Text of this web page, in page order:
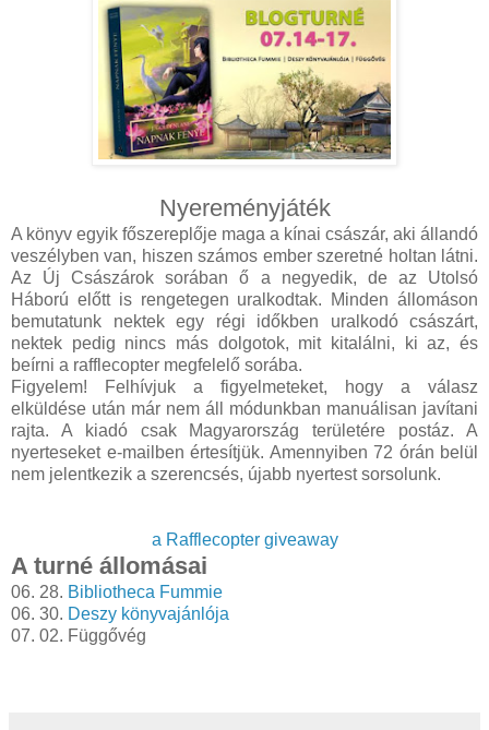
Nyereményjáték
A könyv egyik főszereplője maga a kínai császár, aki állandó
veszélyben van, hiszen számos ember szeretné holtan látni.
Az Új Császárok sorában ő a negyedik, de az Utolsó
Háború előtt is rengetegen uralkodtak. Minden állomáson
bemutatunk nektek egy régi időkben uralkodó császárt,
nektek pedig nincs más dolgotok, mit kitalálni, ki az, és
beírni a rafflecopter megfelelő sorába.
Figyelem! Felhívjuk a figyelmeteket, hogy a válasz
elküldése után már nem áll módunkban manuálisan javítani
rajta. A kiadó csak Magyarország területére postáz. A
nyerteseket e-mailben értesítjük. Amennyiben 72 órán belül
nem jelentkezik a szerencsés, újabb nyertest sorsolunk.
a Rafflecopter giveaway
A turné állomásai
06. 28. Bibliotheca Fummie
06. 30. Deszy könyvajánlója
07. 02. Függővég